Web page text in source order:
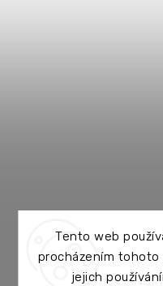
Tento web
procházením tohoto
jejich